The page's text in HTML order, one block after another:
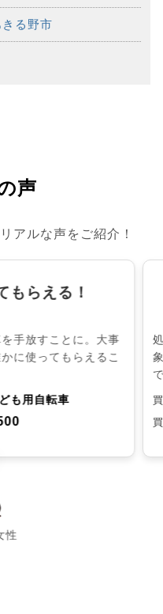
きる野市
声
アルな声をご紹介！
もらえる！
手放すことに。大事
に使ってもらえるこ
も用自転車
性